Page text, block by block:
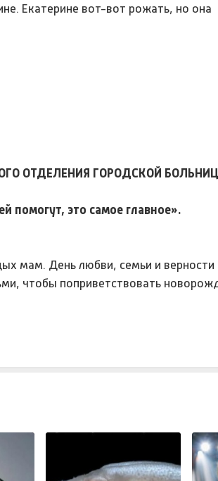
Екатерине вот-вот рожать, но она
ОТДЕЛЕНИЯ ГОРОДСКОЙ
помогут, это самое главное».
мам. День любви, семьи и верности
чтобы поприветствовать